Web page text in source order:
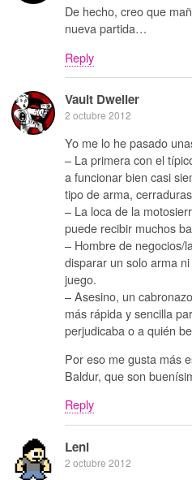
De hecho, creo que
nueva partida…
Reply
Vault Dweller
2 octubre 2012
Yo me lo he pasado
– La primera con el
a funcionar bien casi
tipo de arma,
– La loca de la
puede recibir muchos
– Hombre de negocios/
disparar un solo arma
juego.
– Asesino, un
más rápida y sencilla
perjudicaba o a quién
Por eso me gusta más
Baldur, que son
Reply
Leni
2 octubre 2012